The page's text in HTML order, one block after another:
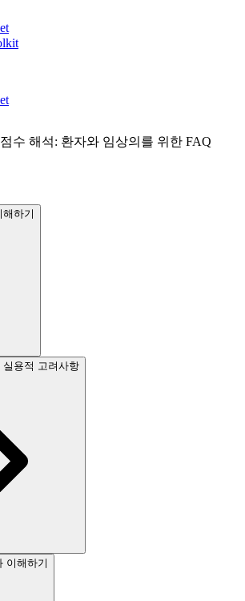
수 해석: 환자와 임상의를 위한 FAQ
하기
실용적 고려사항
이해하기